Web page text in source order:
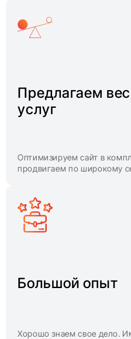
Предлагаем
услуг
Оптимизируем сайт в
продвигаем по широкому
Большой опыт
Хорошо знаем свое дело.